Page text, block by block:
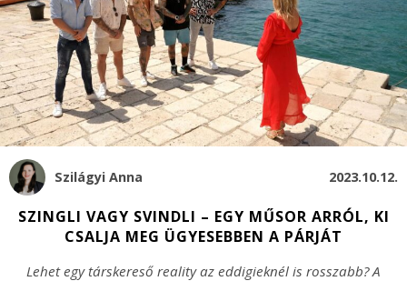
Szilágyi Anna 2023.10.12.
SZINGLI VAGY SVINDLI – EGY MŰSOR ARRÓL, KI
CSALJA MEG ÜGYESEBBEN A PÁRJÁT
Lehet egy társkereső reality az eddigieknél is rosszabb? A